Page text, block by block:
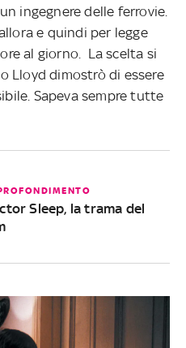
ingegnere delle ferrovie.
e quindi per legge
al giorno. La scelta si
Lloyd dimostrò di essere
Sapeva sempre tutte
Sleep, la trama del